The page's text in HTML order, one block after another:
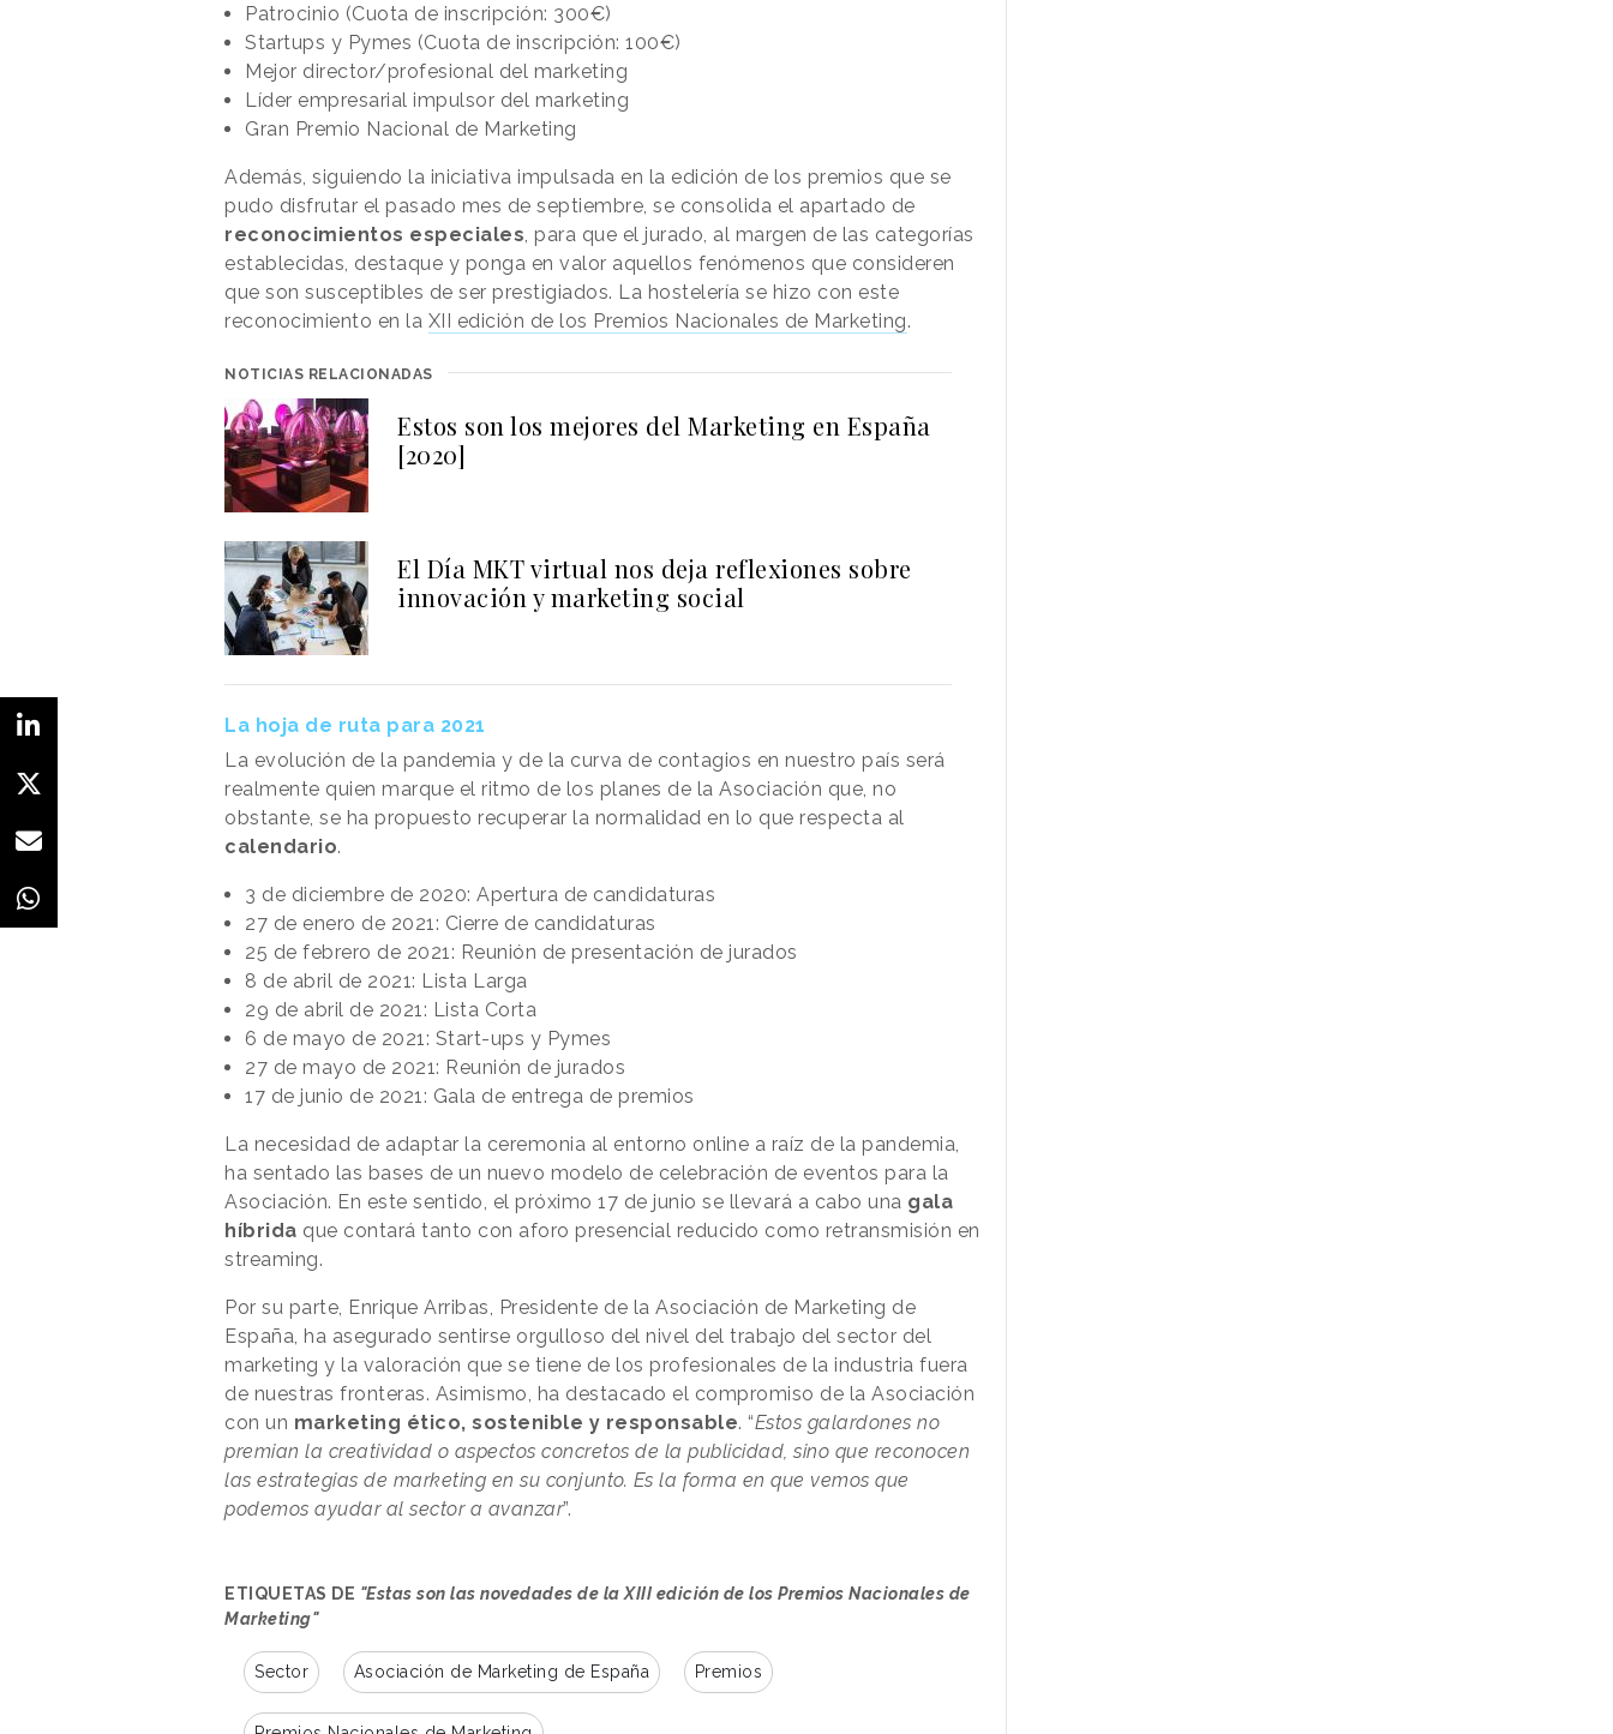
Patrocinio (Cuota de inscripción: 300€)
Startups y Pymes (Cuota de inscripción: 100€)
Mejor director/profesional del marketing
Líder empresarial impulsor del marketing
Gran Premio Nacional de Marketing
Además, siguiendo la iniciativa impulsada en la edición de los premios que se
pudo disfrutar el pasado mes de septiembre, se consolida el apartado de
reconocimientos especiales , para que el jurado, al margen de las categorías
establecidas, destaque y ponga en valor aquellos fenómenos que consideren
que son susceptibles de ser prestigiados. La hostelería se hizo con este
reconocimiento en la XII edición de los Premios Nacionales de Marketing.
NOTICIAS RELACIONADAS
Estos son los mejores del Marketing en España
[2020]
El Día MKT virtual nos deja reflexiones sobre
innovación y marketing social
La hoja de ruta para 2021
La evolución de la pandemia y de la curva de contagios en nuestro país será
realmente quien marque el ritmo de los planes de la Asociación que, no
obstante, se ha propuesto recuperar la normalidad en lo que respecta al
calendario.
3 de diciembre de 2020: Apertura de candidaturas
27 de enero de 2021: Cierre de candidaturas
25 de febrero de 2021: Reunión de presentación de jurados
8 de abril de 2021: Lista Larga
29 de abril de 2021: Lista Corta
6 de mayo de 2021: Start-ups y Pymes
27 de mayo de 2021: Reunión de jurados
17 de junio de 2021: Gala de entrega de premios
La necesidad de adaptar la ceremonia al entorno online a raíz de la pandemia,
ha sentado las bases de un nuevo modelo de celebración de eventos para la
Asociación. En este sentido, el próximo 17 de junio se llevará a cabo una gala
híbrida que contará tanto con aforo presencial reducido como retransmisión en
streaming.
Por su parte, Enrique Arribas, Presidente de la Asociación de Marketing de
España, ha asegurado sentirse orgulloso del nivel del trabajo del sector del
marketing y la valoración que se tiene de los profesionales de la industria fuera
de nuestras fronteras. Asimismo, ha destacado el compromiso de la Asociación
con un marketing ético, sostenible y responsable. “Estos galardones no
premian la creatividad o aspectos concretos de la publicidad, sino que reconocen
las estrategias de marketing en su conjunto. Es la forma en que vemos que
podemos ayudar al sector a avanzar”.
ETIQUETAS DE "Estas son las novedades de la XIII edición de los Premios Nacionales de
Marketing"
Sector Asociación de Marketing de España Premios